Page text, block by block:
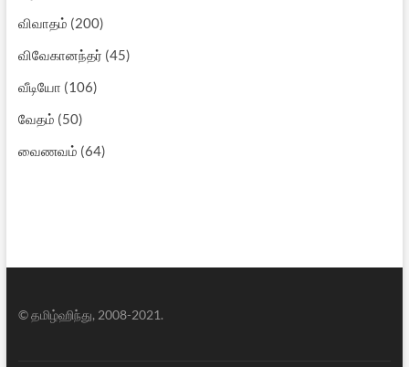
விவாதம் (200)
விவேகானந்தர் (45)
வீடியோ (106)
வேதம் (50)
வைணவம் (64)
© தமிழ்ஹிந்து, 2008-2021.